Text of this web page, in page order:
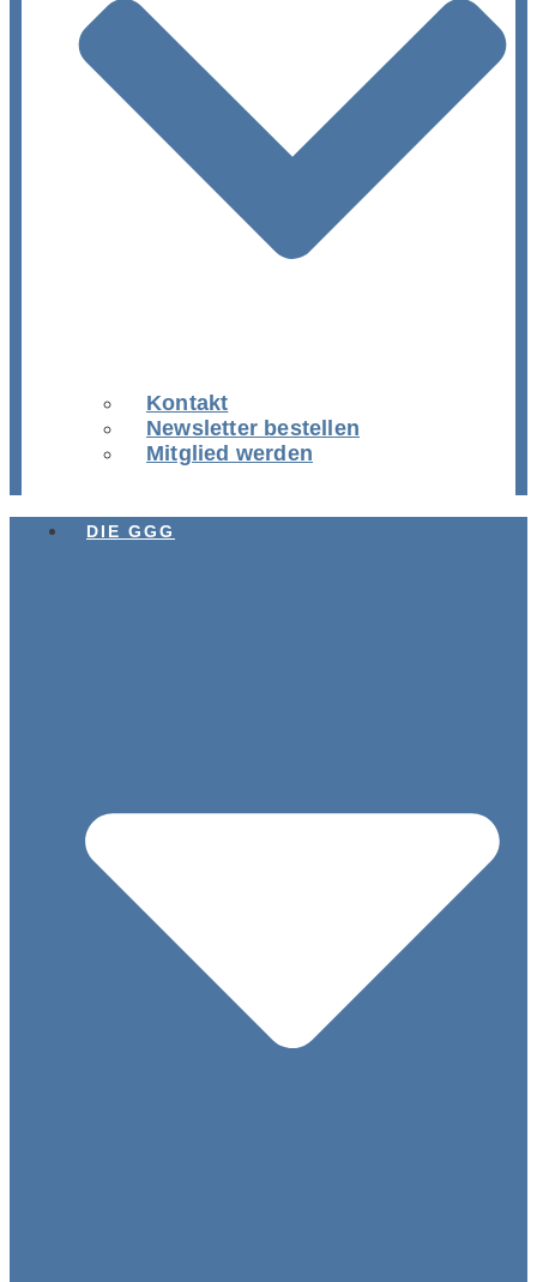
Kontakt
Newsletter bestellen
Mitglied werden
DIE GGG